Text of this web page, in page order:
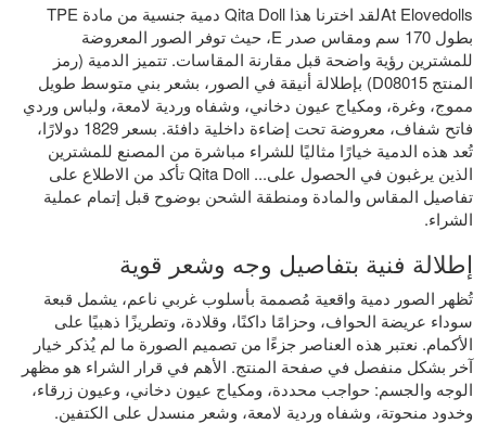
At Elovedollsلقد اخترنا هذا Qita Doll دمية جنسية من مادة TPE
بطول 170 سم ومقاس صدر E، حيث توفر الصور المعروضة
للمشترين رؤية واضحة قبل مقارنة المقاسات. تتميز الدمية (رمز
المنتج D08015) بإطلالة أنيقة في الصور، بشعر بني متوسط ​​طويل
مموج، وغرة، ومكياج عيون دخاني، وشفاه وردية لامعة، ولباس وردي
فاتح شفاف، معروضة تحت إضاءة داخلية دافئة. بسعر 1829 دولارًا،
تُعد هذه الدمية خيارًا مثاليًا للشراء مباشرة من المصنع للمشترين
الذين يرغبون في الحصول على... Qita Doll تأكد من الاطلاع على
تفاصيل المقاس والمادة ومنطقة الشحن بوضوح قبل إتمام عملية
الشراء.
إطلالة فنية بتفاصيل وجه وشعر قوية
تُظهر الصور دمية واقعية مُصممة بأسلوب غربي ناعم، يشمل قبعة
سوداء عريضة الحواف، وحزامًا داكنًا، وقلادة، وتطريزًا ذهبيًا على
الأكمام. نعتبر هذه العناصر جزءًا من تصميم الصورة ما لم يُذكر خيار
آخر بشكل منفصل في صفحة المنتج. الأهم في قرار الشراء هو مظهر
الوجه والجسم: حواجب محددة، ومكياج عيون دخاني، وعيون زرقاء،
وخدود منحوتة، وشفاه وردية لامعة، وشعر منسدل على الكتفين.